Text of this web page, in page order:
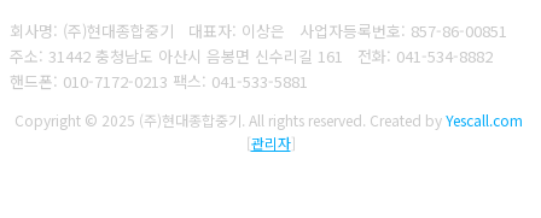
회사명: (주)현대종합중기 대표자: 이상은 사업자등록번호: 857-86-00851
주소: 31442 충청남도 아산시 음봉면 신수리길 161 전화: 041-534-8882
핸드폰: 010-7172-0213 팩스: 041-533-5881
Copyright © 2025 (주)현대종합중기. All rights reserved. Created byYescall.com
[관리자]